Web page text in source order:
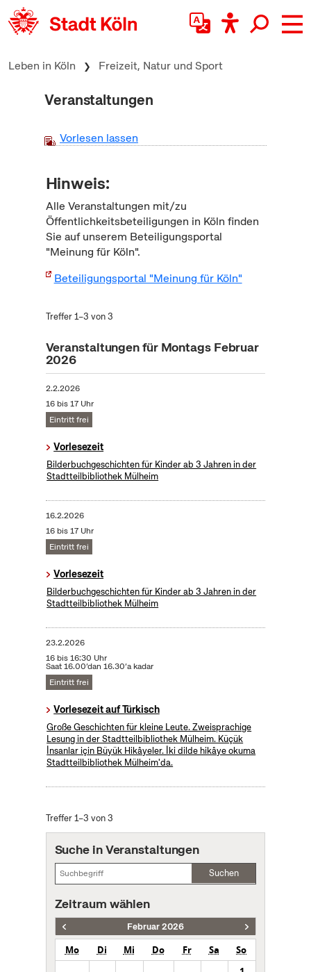
zum Inhalt springen
Leben in Köln Freizeit, Natur und Sport
Veranstaltungen
Vorlesen lassen
Hinweis:
Alle Veranstaltungen mit/zu
Öffentlichkeitsbeteiligungen in Köln finden
Sie auf unserem Beteiligungsportal
"Meinung für Köln".
Beteiligungsportal "Meinung für Köln"
Treffer 1–3 von 3
Veranstaltungen für Montags Februar
2026
2.2.2026
16 bis 17 Uhr
Eintritt frei
Vorlesezeit
Bilderbuchgeschichten für Kinder ab 3 Jahren in der
Stadtteilbibliothek Mülheim
16.2.2026
16 bis 17 Uhr
Eintritt frei
Vorlesezeit
Bilderbuchgeschichten für Kinder ab 3 Jahren in der
Stadtteilbibliothek Mülheim
23.2.2026
16 bis 16:30 Uhr
Saat 16.00’dan 16.30’a kadar
Eintritt frei
Vorlesezeit auf Türkisch
Große Geschichten für kleine Leute. Zweisprachige
Lesung in der Stadtteilbibliothek Mülheim. Küçük
İnsanlar için Büyük Hikâyeler. İki dilde hikâye okuma
Stadtteilbibliothek Mülheim'da.
Treffer 1–3 von 3
Suche in Veranstaltungen
Suchen
Zeitraum wählen
Februar 2026
Mo Di Mi Do Fr Sa
So